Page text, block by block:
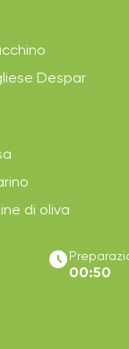
Despar
di oliva
access_time_filled
00:50